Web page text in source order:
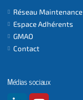
Réseau Maintenance
Espace Adhérents
GMAO
Contact
Médias sociaux